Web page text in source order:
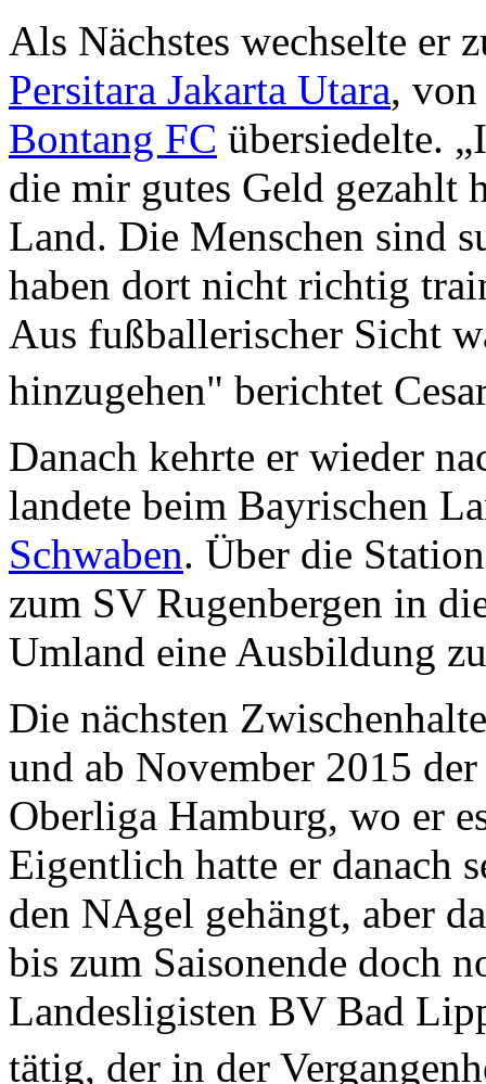
Als Nächstes wechselte er
Persitara Jakarta Utara,
Bontang FC übersiedelte.
die mir gutes Geld gezahlt
Land. Die Menschen sind
haben dort nicht richtig
Aus fußballerischer Sicht
hinzugehen" berichtet
Danach kehrte er wieder
landete beim Bayrischen
Schwaben. Über die
zum SV Rugenbergen in
Umland eine Ausbildung
Die nächsten
und ab November 2015
Oberliga Hamburg, wo er
Eigentlich hatte er danach
den NAgel gehängt, aber
bis zum Saisonende doch
Landesligisten BV Bad
tätig, der in der